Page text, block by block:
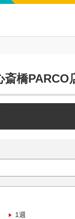
橋PARCO
1週